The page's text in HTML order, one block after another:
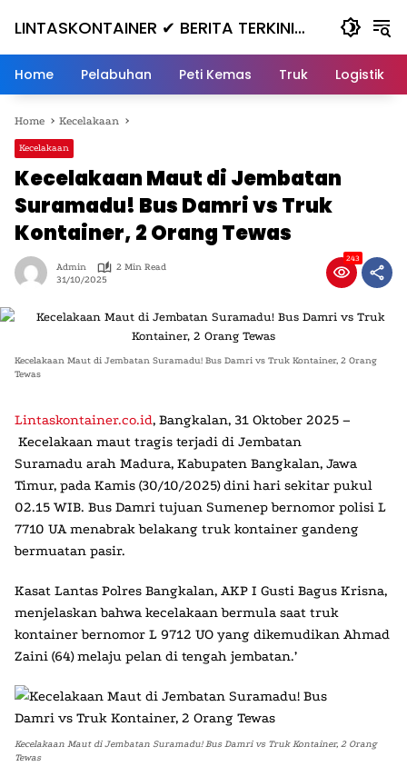
LINTASKONTAINER ✔ BERITA TERKINI
KONTAINER TERBARU HARI INI
Home Pelabuhan Peti Kemas Truk Logistik
Home Kecelakaan
Kecelakaan
Kecelakaan Maut di Jembatan
Suramadu! Bus Damri vs Truk
Kontainer, 2 Orang Tewas
Admin
2 Min Read
31/10/2025
243
Kecelakaan Maut di Jembatan Suramadu! Bus Damri vs Truk Kontainer, 2 Orang
Tewas
Lintaskontainer.co.id, Bangkalan, 31 Oktober 2025 –
Kecelakaan maut tragis terjadi di Jembatan
Suramadu arah Madura, Kabupaten Bangkalan, Jawa
Timur, pada Kamis (30/10/2025) dini hari sekitar pukul
02.15 WIB. Bus Damri tujuan Sumenep bernomor polisi L
7710 UA menabrak belakang truk kontainer gandeng
bermuatan pasir.
Kasat Lantas Polres Bangkalan, AKP I Gusti Bagus Krisna,
menjelaskan bahwa kecelakaan bermula saat truk
kontainerbernomor L 9712 UO yang dikemudikan Ahmad
Zaini (64) melaju pelan di tengah jembatan.’
Kecelakaan Maut di Jembatan Suramadu! Bus Damri vs Truk Kontainer, 2 Orang
Tewas